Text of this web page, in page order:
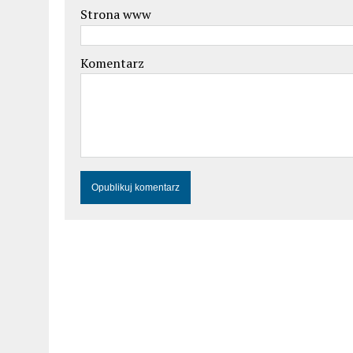
Strona www
Komentarz